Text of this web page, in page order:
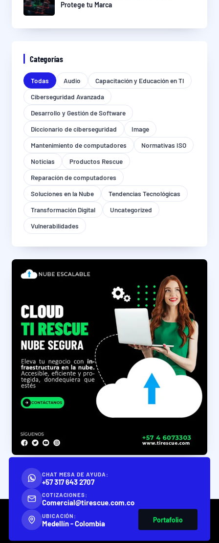
Protege tu Marca
Categorías
Todas Audio
Capacitación y Educación en TI
Ciberseguridad Avanzada
Desarrollo y Gestión de Software
Diccionario de ciberseguridad
Image
Mantenimiento de computadores
Normativas ISO
Noticias
Productos Rescue
Reparación de computadores
Soluciones en la Nube
Tendencias Tecnológicas
Transformación Digital
Uncategorized
Vulnerabilidades
CHAT MESA DE AYUDA:
+57 317 643 2707
COTIZACIONES:
Comercial@tirescue.com.co
UBICACIÓN:
Medellín - Colombia Portafolio